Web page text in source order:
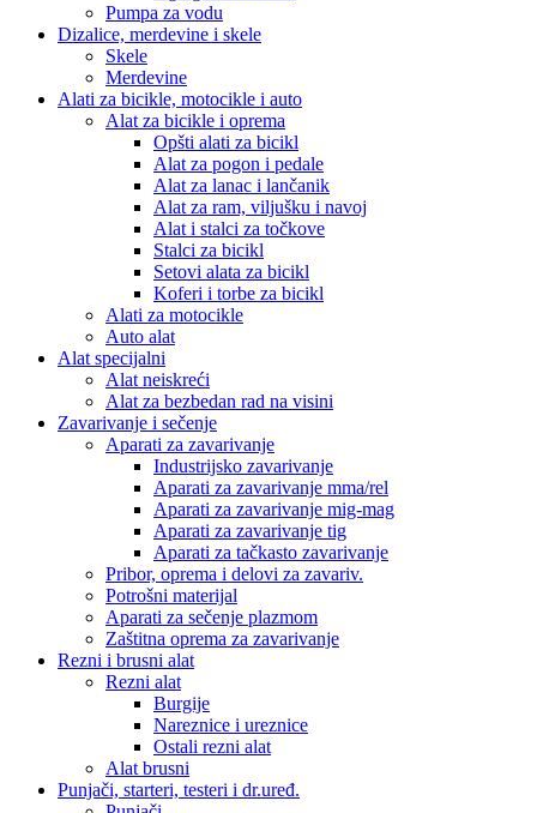
Pumpa za vodu
Dizalice, merdevine i skele
Skele
Merdevine
Alati za bicikle, motocikle i auto
Alat za bicikle i oprema
Opšti alati za bicikl
Alat za pogon i pedale
Alat za lanac i lančanik
Alat za ram, viljušku i navoj
Alat i stalci za točkove
Stalci za bicikl
Setovi alata za bicikl
Koferi i torbe za bicikl
Alati za motocikle
Auto alat
Alat specijalni
Alat neiskreći
Alat za bezbedan rad na visini
Zavarivanje i sečenje
Aparati za zavarivanje
Industrijsko zavarivanje
Aparati za zavarivanje mma/rel
Aparati za zavarivanje mig-mag
Aparati za zavarivanje tig
Aparati za tačkasto zavarivanje
Pribor, oprema i delovi za zavariv.
Potrošni materijal
Aparati za sečenje plazmom
Zaštitna oprema za zavarivanje
Rezni i brusni alat
Rezni alat
Burgije
Nareznice i ureznice
Ostali rezni alat
Alat brusni
Punjači, starteri, testeri i dr.uređ.